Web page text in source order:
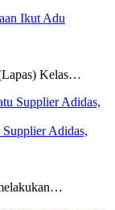
Ikut Adu
Kelas…
Supplier Adidas,